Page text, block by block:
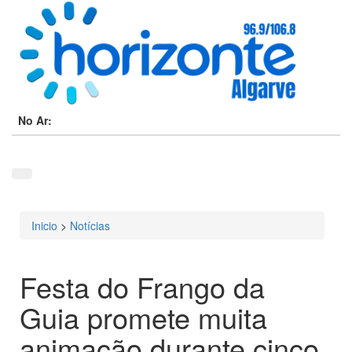
No Ar:
Está aqui
Inicio > Notícias
Festa do Frango da
Guia promete muita